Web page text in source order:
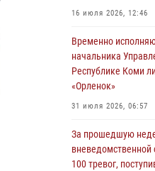
оружие за нарушения
02 августа 2026,
В Койгородском
обратился в
31 июля 2026, 10:55
Временно
16 июля 2026, 12:46
Временно
начальника
Республике Коми
«Орленок»
31 июля 2026, 06:57
За прошедшую
вневедомственной
100 тревог,